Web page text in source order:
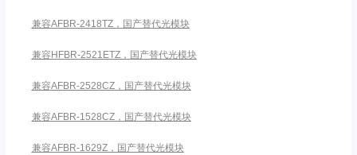
兼容AFBR-2418TZ，国产替代光模块
兼容HFBR-2521ETZ，国产替代光模块
兼容AFBR-2528CZ，国产替代光模块
兼容AFBR-1528CZ，国产替代光模块
兼容AFBR-1629Z，国产替代光模块